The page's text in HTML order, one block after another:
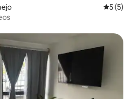
5 de
5 (5)